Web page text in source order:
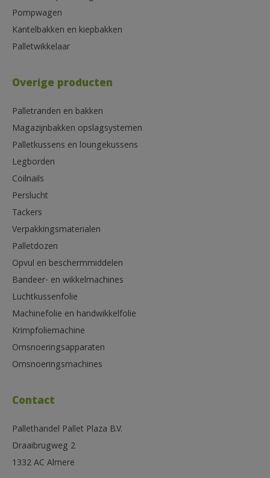
Pompwagen
Kantelbakken en kiepbakken
Palletwikkelaar
Overige producten
Palletranden en bakken
Magazijnbakken opslagsystemen
Palletkussens en loungekussens
Legborden
Coilnails
Perslucht
Tackers
Verpakkingsmaterialen
Palletdozen
Opvul en beschermmiddelen
Bandeer- en wikkelmachines
Luchtkussenfolie
Machinefolie en handwikkelfolie
Krimpfoliemachine
Omsnoeringsapparaten
Omsnoeringsmachines
Contact
Pallethandel Pallet Plaza B.V.
Draaibrugweg 2
1332 AC Almere